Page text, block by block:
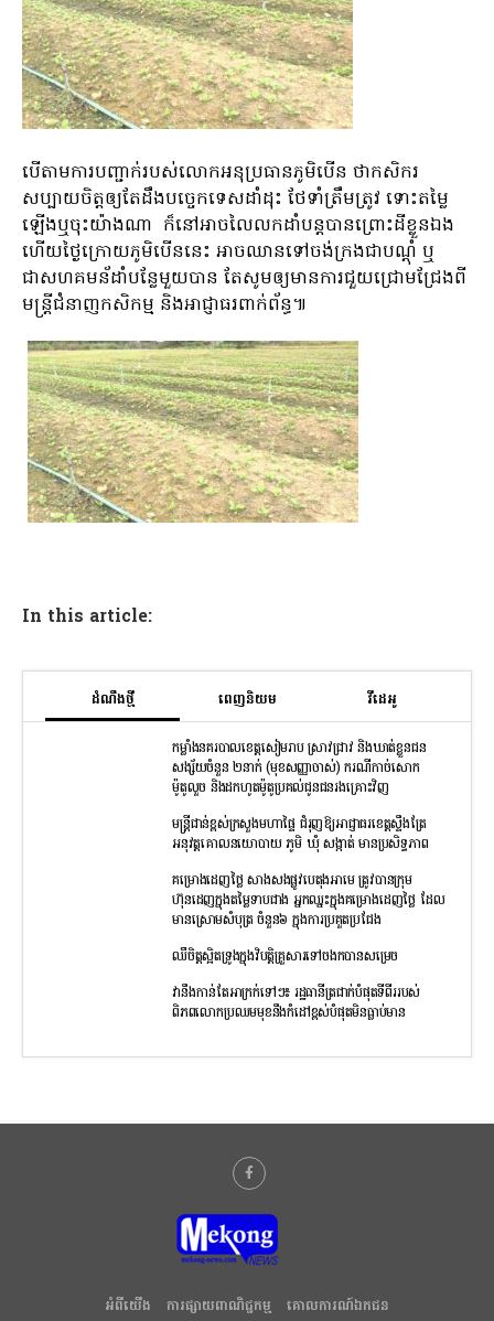
បើតាមការបញ្ជាក់របស់លោកអនុប្រធានភូមិបើន ថាកសិករ
សប្បាយចិត្តឲ្យតែដឹងបច្ចេកទេសដាំដុះ ថែទាំត្រឹមត្រូវ ទោះតម្លៃ
ឡើងឬចុះយ៉ាងណា ក៏នៅអាចលៃលកដាំបន្តបានព្រោះដីខ្លួនឯង
ហើយថ្ងៃក្រោយភូមិបើននេះ អាចឈានទៅចង់ក្រងជាបណ្តុំ ឬ
ជាសហគមន័ដាំបន្លែមួយបាន តែសូមឲ្យមានការជួយជ្រោមជ្រែងពី
មន្ត្រីជំនាញកសិកម្ម និងអាជ្ញាធរពាក់ព័ន្ធ៕
In this article:
ដំណឹងថ្មី ពេញនិយម វីដេអូ
កម្លាំងនគរបាលខេត្តសៀមរាប ស្រាវជ្រាវ និងឃាត់ខ្លួនជន
សង្ស័យចំនួន ២នាក់ (មុខសញ្ញាចាស់) ករណីកាច់សោក
ម៉ូតូលួច និងដកហូតម៉ូតូប្រគល់ជូនជនរងគ្រោះវិញ
មន្រ្តីជាន់ខ្ពស់ក្រសួងមហាផ្ទៃ ជំរុញឱ្យអាជ្ញាធរខេត្តស្ទឹងត្រែ
អនុវត្តគោលនយោបាយ ភូមិ ឃុំ សង្កាត់ មានប្រសិទ្ធភាព
គម្រោងដេញថ្លៃ សាងសងផ្លូវបេតុងអាមេ ត្រូវបានក្រុម
ហ៊ុនដេញក្នុងតម្លៃទាបជាង អ្នកឈ្នះក្នុងគម្រោងដេញថ្លៃ ដែល
មានស្រោមសំបុត្រ ចំនួន៦ ក្នុងការប្រគួតប្រជែង
ឈឺចិត្តស្អិតទ្រូងក្នុងវិបត្តិគ្រួសារទៅចងកបានសម្រេច
វានឹងកាន់តែអាក្រក់ទៅៗ៖ រដ្ឋធានីត្រជាក់បំផុតទីពីររបស់
ពិភពលោកប្រឈមមុខនឹងកំដៅខ្ពស់បំផុតមិនធ្លាប់មាន
អំពីយើង ការផ្សាយពាណិជ្ជកម្ម គោលការណ៍ឯកជន